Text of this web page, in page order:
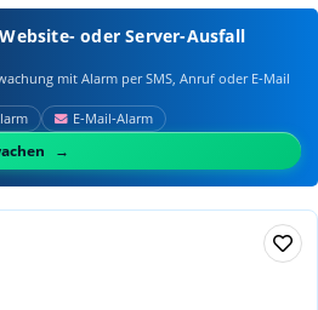
oder Server-Ausfall
mit Alarm per SMS, Anruf oder E‑Mail
E‑Mail‑Alarm